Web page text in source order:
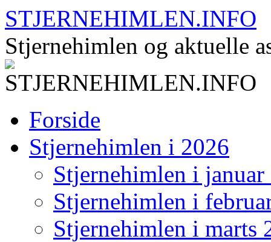
Hop
til
indhold
STJERNEHIMLEN.INFO
Stjernehimlen og aktuelle
Forside
Stjernehimlen i 2026
Stjernehimlen i januar
Stjernehimlen i
Stjernehimlen i marts